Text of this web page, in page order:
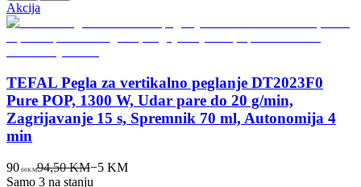
Akcija
TEFAL Pegla za vertikalno peglanje DT2023F0
Pure POP, 1300 W, Udar pare do 20 g/min,
Zagrijavanje 15 s, Spremnik 70 ml, Autonomija 4
min
90 00KM94,50 KM−5KM
Samo 3 na stanju